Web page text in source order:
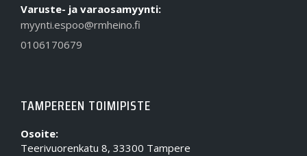
Varuste- ja varaosamyynti:
myynti.espoo@rmheino.fi
0106170679
TAMPEREEN TOIMIPISTE
Osoite:
Teerivuorenkatu 8, 33300 Tampere